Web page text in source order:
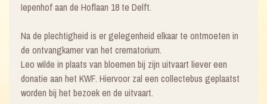
Iepenhof aan de Hoflaan 18 te Delft.
Na de plechtigheid is er gelegenheid elkaar te ontmoeten in
de ontvangkamer van het crematorium.
Leo wilde in plaats van bloemen bij zijn uitvaart liever een
donatie aan het KWF. Hiervoor zal een collectebus geplaatst
worden bij het bezoek en de uitvaart.